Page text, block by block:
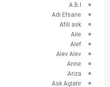
A.B.I
Adi Efsane
Afili ask
Aile
Alef
Alev Alev
Anne
Ariza
Ask Aglatir